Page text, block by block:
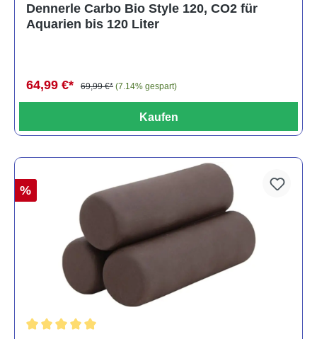
Dennerle Carbo Bio Style 120, CO2 für
Aquarien bis 120 Liter
64,99 €* 69,99 €* (7.14% gespart)
Kaufen
%